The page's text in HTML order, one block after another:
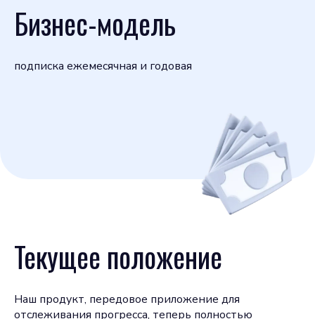
Бизнес-модель
подписка ежемесячная и годовая
Текущее положение
Наш продукт, передовое приложение для
отслеживания прогресса, теперь полностью